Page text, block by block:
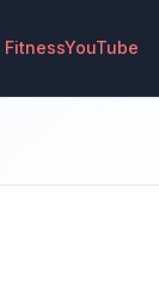
FitnessYouTube